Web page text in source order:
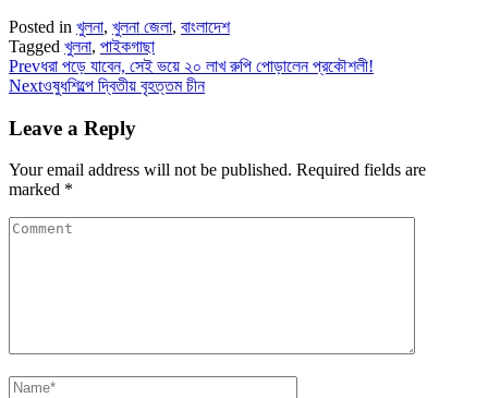
Posted in খুলনা, খুলনা জেলা, বাংলাদেশ
Tagged খুলনা, পাইকগাছা
Prevধরা পড়ে যাবেন, সেই ভয়ে ২০ লাখ রুপি পোড়ালেন প্রকৌশলী!
Nextওষুধশিল্পে দ্বিতীয় বৃহত্তম চীন
Leave a Reply
Your email address will not be published. Required fields are
marked *